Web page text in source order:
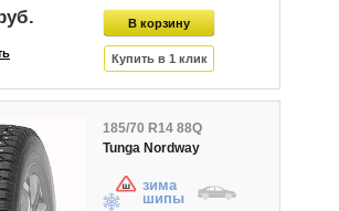
185/70 R14 88Q
Tunga Nordway
зима
шипы